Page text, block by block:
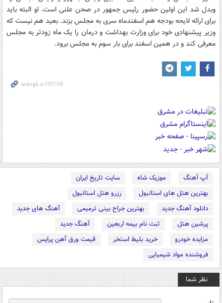
وبدل شد این اولین حضور رئیس جمهور در صحن علنی است. او البته باید
برای ارائه لایحه بودجه هم اسفندماه سری به مجلس بزند. بعید هم نیست که
وزیر پیشنهادی خود برای وزارت بهداشت و درمان را یک ماه زودتر به مجلس
معرفی کند و در همین اسفند برای بار سوم به مجلس برود.
آپ آهنگ موزیک شاه
سایت تاریخ ایران
بهترین هتل های استانبول
رزرو هتل استانبول
دانلود آهنگ جدید
بهترین جراح بینی ترمیمی
آهنگ های جدید
پرشین هتل
ثبت نام بیمه اربعین
آهنگ جدید
مزایده خودرو
خرید بلیط استخر
قیمت ورق آهن پرایس
فروشنده مواد شیمیایی
نظر شما